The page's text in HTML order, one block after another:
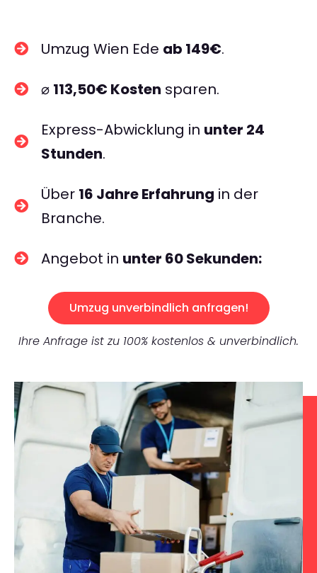
Umzug Wien Ede ab 149€.
⌀ 113,50€ Kosten sparen.
Express-Abwicklung in unter 24
Stunden.
Über 16 Jahre Erfahrung in der
Branche.
Angebot in unter 60 Sekunden:
Umzug unverbindlich anfragen!
Ihre Anfrage ist zu 100% kostenlos & unverbindlich.